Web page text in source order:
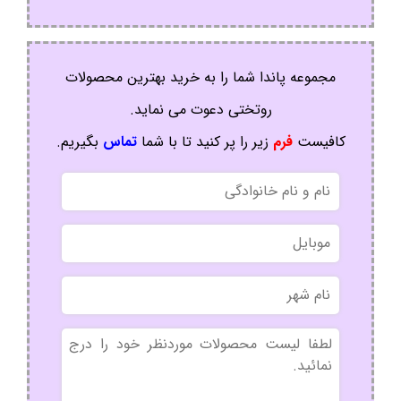
مجموعه پاندا شما را به خرید بهترین محصولات
روتختی دعوت می نماید.
کافیستفرم زیر را پر کنید تا با شماتماس بگیریم.
نام
و
نام
خانوادگی
موبایل
نام
شهر
بدون
عنوان